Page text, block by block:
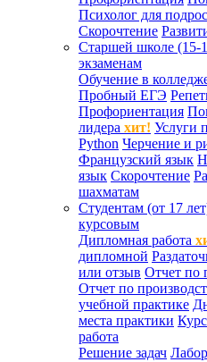
Психолог для
Скорочтение
Старшей школе (15-
экзаменам
Обучение в
Пробный ЕГЭ
Профориентация
лидера хит! Услуги
Python Черчение и
Французский язык
язык Скорочтение
шахматам
Студентам (от 17
курсовым
Дипломная работа
дипломной
или отзыв Отчет по
Отчет по
учебной практике
места практики
работа
Решение задач